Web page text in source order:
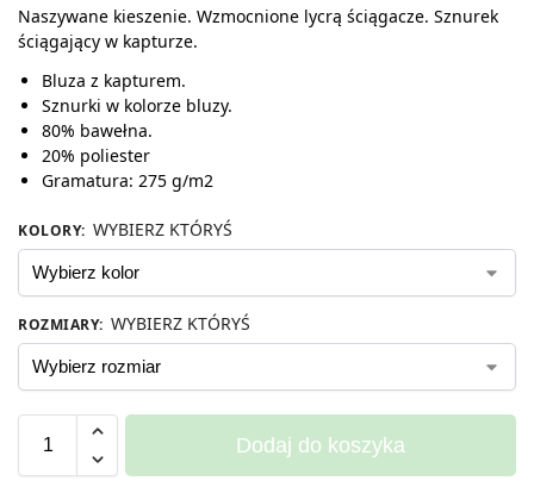
Naszywane kieszenie. Wzmocnione lycrą ściągacze. Sznurek
ściągający w kapturze.
Bluza z kapturem.
Sznurki w kolorze bluzy.
80% bawełna.
20% poliester
Gramatura: 275 g/m2
KOLORY: WYBIERZ KTÓRYŚ
ROZMIARY: WYBIERZ KTÓRYŚ
Dodaj do koszyka